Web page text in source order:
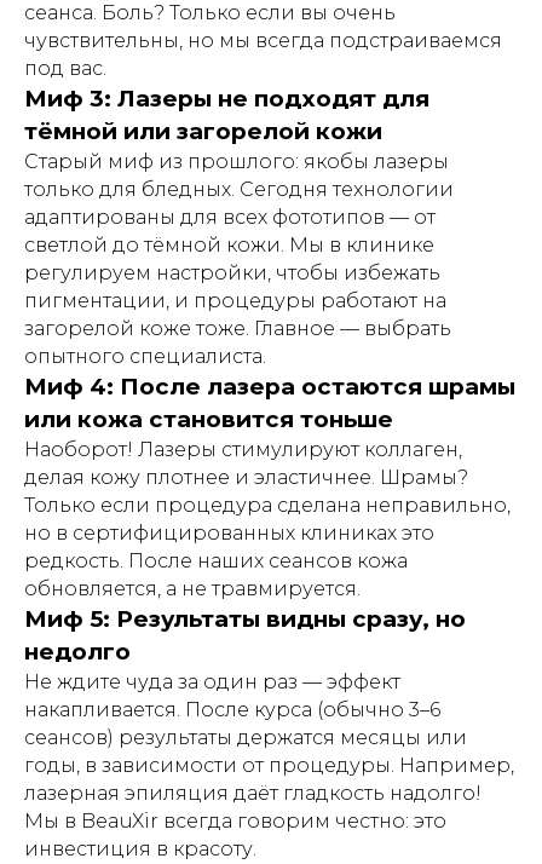
сеанса. Боль? Только если вы очень
чувствительны, но мы всегда подстраиваемся
под вас.
Миф 3: Лазеры не подходят для
тёмной или загорелой кожи
Старый миф из прошлого: якобы лазеры
только для бледных. Сегодня технологии
адаптированы для всех фототипов — от
светлой до тёмной кожи. Мы в клинике
регулируем настройки, чтобы избежать
пигментации, и процедуры работают на
загорелой коже тоже. Главное — выбрать
опытного специалиста.
Миф 4: После лазера остаются шрамы
или кожа становится тоньше
Наоборот! Лазеры стимулируют коллаген,
делая кожу плотнее и эластичнее. Шрамы?
Только если процедура сделана неправильно,
но в сертифицированных клиниках это
редкость. После наших сеансов кожа
обновляется, а не травмируется.
Миф 5: Результаты видны сразу, но
недолго
Не ждите чуда за один раз — эффект
накапливается. После курса (обычно 3–6
сеансов) результаты держатся месяцы или
годы, в зависимости от процедуры. Например,
лазерная эпиляция даёт гладкость надолго!
Мы в BeauXir всегда говорим честно: это
инвестиция в красоту.